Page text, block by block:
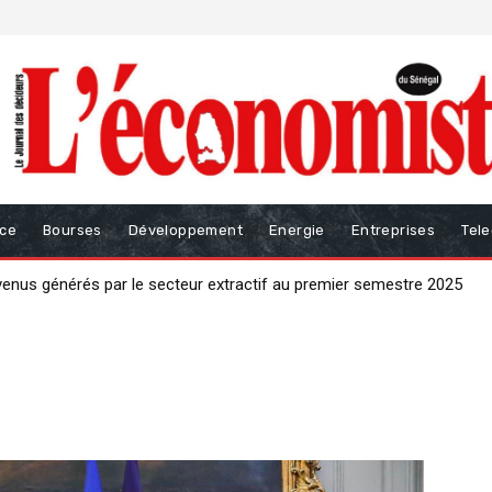
Bourses Développement Energie Entreprises
générés par le secteur extractif au premier semestre 2025